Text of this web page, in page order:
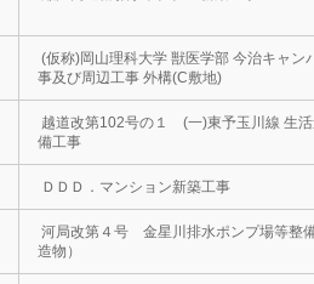
(仮称)岡山理科大学 獣医学部 今治キャン
事及び周辺工事 外構(C敷地)
越道改第102号の１ (一)東予玉川線 生
備工事
ＤＤＤ．マンション新築工事
河局改第４号 金星川排水ポンプ場等整
造物）